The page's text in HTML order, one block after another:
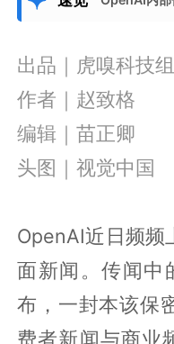
出品｜虎嗅科技组
作者｜赵致格
编辑｜苗正卿
头图｜视觉中国
OpenAI近日频频
面新闻。传闻中
布，一封本该保
费者新闻与商业